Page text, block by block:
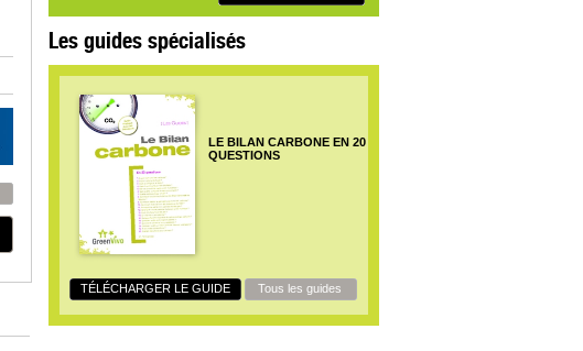
Les guides spécialisés
LE BILAN CARBONE EN 20
QUESTIONS
TÉLÉCHARGER LE GUIDE Tous les guides